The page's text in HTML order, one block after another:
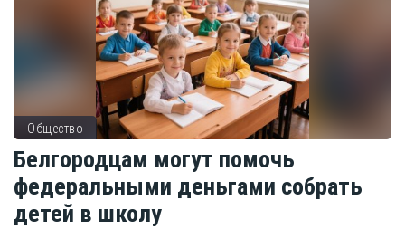
Общество
Белгородцам могут помочь
федеральными деньгами собрать
детей в школу